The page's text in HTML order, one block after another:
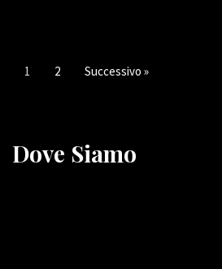
1 2 Successivo »
Dove Siamo